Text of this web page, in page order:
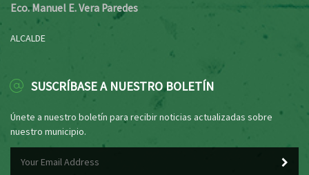
Eco. Manuel E. Vera Paredes
ALCALDE
SUSCRÍBASE A NUESTRO BOLETÍN
Únete a nuestro boletín para recibir noticias actualizadas sobre
nuestro municipio.